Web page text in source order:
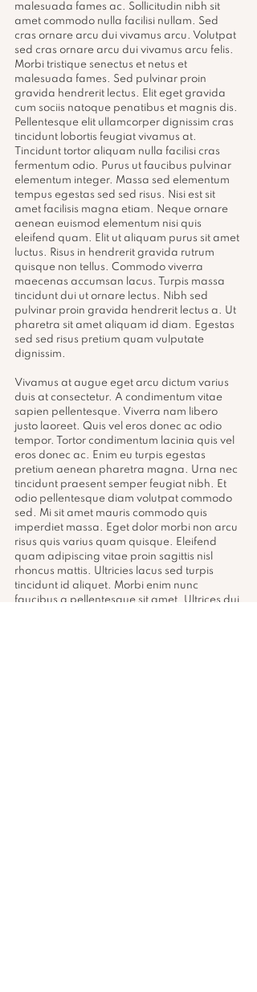
malesuada fames ac. Sollicitudin nibh sit
amet commodo nulla facilisi nullam. Sed
cras ornare arcu dui vivamus arcu. Volutpat
sed cras ornare arcu dui vivamus arcu felis.
Morbi tristique senectus et netus et
malesuada fames. Sed pulvinar proin
gravida hendrerit lectus. Elit eget gravida
cum sociis natoque penatibus et magnis dis.
Pellentesque elit ullamcorper dignissim cras
tincidunt lobortis feugiat vivamus at.
Tincidunt tortor aliquam nulla facilisi cras
fermentum odio. Purus ut faucibus pulvinar
elementum integer. Massa sed elementum
tempus egestas sed sed risus. Nisi est sit
amet facilisis magna etiam. Neque ornare
aenean euismod elementum nisi quis
eleifend quam. Elit ut aliquam purus sit amet
luctus. Risus in hendrerit gravida rutrum
quisque non tellus. Commodo viverra
maecenas accumsan lacus. Turpis massa
tincidunt dui ut ornare lectus. Nibh sed
pulvinar proin gravida hendrerit lectus a. Ut
pharetra sit amet aliquam id diam. Egestas
sed sed risus pretium quam vulputate
dignissim.
Vivamus at augue eget arcu dictum varius
duis at consectetur. A condimentum vitae
sapien pellentesque. Viverra nam libero
justo laoreet. Quis vel eros donec ac odio
tempor. Tortor condimentum lacinia quis vel
eros donec ac. Enim eu turpis egestas
pretium aenean pharetra magna. Urna nec
tincidunt praesent semper feugiat nibh. Et
odio pellentesque diam volutpat commodo
sed. Mi sit amet mauris commodo quis
imperdiet massa. Eget dolor morbi non arcu
risus quis varius quam quisque. Eleifend
quam adipiscing vitae proin sagittis nisl
rhoncus mattis. Ultricies lacus sed turpis
tincidunt id aliquet. Morbi enim nunc
faucibus a pellentesque sit amet. Ultrices dui